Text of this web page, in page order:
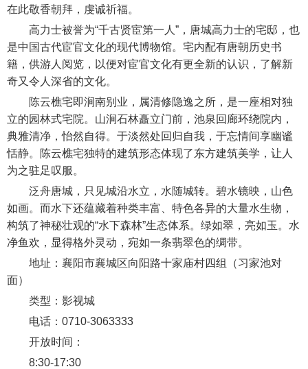
在此敬香朝拜，虔诚祈福。
高力士被誉为“千古贤宦第一人”，唐城高力士的宅邸，也
是中国古代宦官文化的现代博物馆。宅内配有唐朝历史书
籍，供游人阅览，以便对宦官文化有更全新的认识，了解新
奇又令人深省的文化。
陈云樵宅即涧南别业，属清修隐逸之所，是一座相对独
立的园林式宅院。山涧石林矗立门前，池泉回廊环绕院内，
典雅清净，怡然自得。于淡然处回归自我，于忘情间享幽谧
恬静。陈云樵宅独特的建筑形态体现了东方建筑美学，让人
为之驻足叹服。
泛舟唐城，只见城沿水立，水随城转。碧水镜映，山色
如画。而水下还蕴藏着种类丰富、特色各异的大量水生物，
构筑了神秘壮观的“水下森林”生态体系。绿如翠，亮如玉。水
净鱼欢，显得格外灵动，宛如一条翡翠色的绸带。
地址：襄阳市襄城区向阳路十家庙村四组（习家池对
面）
类型：影视城
电话：0710-3063333
开放时间：
8:30-17:30